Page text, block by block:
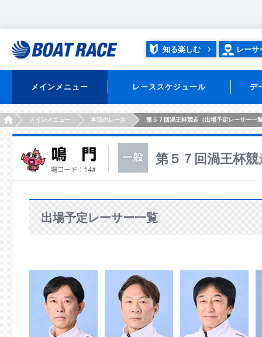
知る楽しむ レーサ
メインメニュー レーススケジュール デ
HOMEメインメニュー 本日のレース 第５７回渦王杯競走（出場予定レーサー一
第５７回渦王杯競
出場予定レーサー一覧